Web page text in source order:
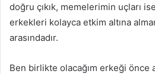
doğru çıkık, memelerimin uçları
erkekleri kolayca etkim altına
arasındadır.
Ben birlikte olacağım erkeği önce